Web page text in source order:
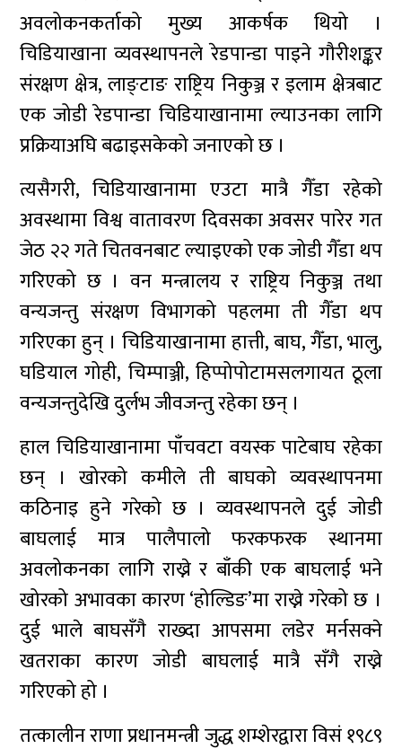
अवलोकनकर्ताको मुख्य आकर्षक थियो ।
चिडियाखाना व्यवस्थापनले रेडपान्डा पाइने गौरीशङ्कर
संरक्षण क्षेत्र, लाङ्टाङ राष्ट्रिय निकुञ्ज र इलाम क्षेत्रबाट
एक जोडी रेडपान्डा चिडियाखानामा ल्याउनका लागि
प्रक्रियाअघि बढाइसकेको जनाएको छ ।
त्यसैगरी, चिडियाखानामा एउटा मात्रै गैँडा रहेको
अवस्थामा विश्व वातावरण दिवसका अवसर पारेर गत
जेठ २२ गते चितवनबाट ल्याइएको एक जोडी गैँडा थप
गरिएको छ । वन मन्त्रालय र राष्ट्रिय निकुञ्ज तथा
वन्यजन्तु संरक्षण विभागको पहलमा ती गैँडा थप
गरिएका हुन् । चिडियाखानामा हात्ती, बाघ, गैँडा, भालु,
घडियाल गोही, चिम्पाञ्जी, हिप्पोपोटामसलगायत ठूला
वन्यजन्तुदेखि दुर्लभ जीवजन्तु रहेका छन् ।
हाल चिडियाखानामा पाँचवटा वयस्क पाटेबाघ रहेका
छन् । खोरको कमीले ती बाघको व्यवस्थापनमा
कठिनाइ हुने गरेको छ । व्यवस्थापनले दुई जोडी
बाघलाई मात्र पालैपालो फरकफरक स्थानमा
अवलोकनका लागि राख्ने र बाँकी एक बाघलाई भने
खोरको अभावका कारण ‘होल्डिङ’मा राख्ने गरेको छ ।
दुई भाले बाघसँगै राख्दा आपसमा लडेर मर्नसक्ने
खतराका कारण जोडी बाघलाई मात्रै सँगै राख्ने
गरिएको हो ।
तत्कालीन राणा प्रधानमन्त्री जुद्ध शम्शेरद्वारा विसं १९८९